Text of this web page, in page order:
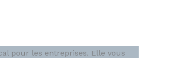
pour les entreprises. Elle vous